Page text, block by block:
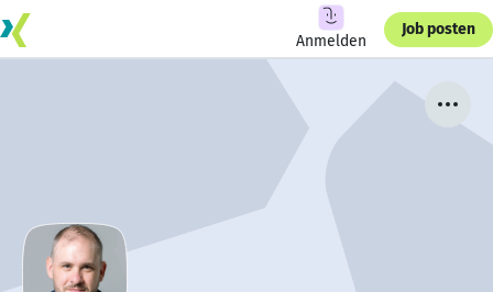
Anmelden
Job posten